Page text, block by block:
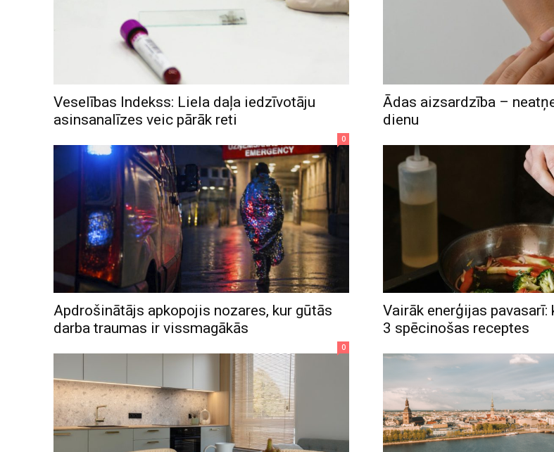
Veselības Indekss: Liela daļa iedzīvotāju
asinsanalīzes veic pārāk reti
0
Ādas aizsardzība –
dienu
Apdrošinātājs apkopojis nozares, kur gūtās
darba traumas ir vissmagākās
0
Vairāk enerģijas
3 spēcinošas receptes